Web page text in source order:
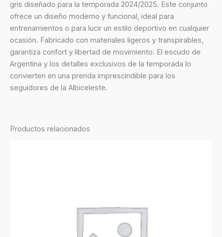
gris diseñado para la temporada 2024/2025. Este conjunto
ofrece un diseño moderno y funcional, ideal para
entrenamientos o para lucir un estilo deportivo en cualquier
ocasión. Fabricado con materiales ligeros y transpirables,
garantiza confort y libertad de movimiento. El escudo de
Argentina y los detalles exclusivos de la temporada lo
convierten en una prenda imprescindible para los
seguidores de la Albiceleste.
Productos relacionados